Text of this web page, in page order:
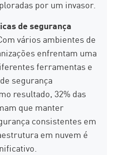
por um invasor.
de segurança
vários ambientes de
enfrentam uma
ferramentas e
segurança
resultado, 32% das
que manter
consistentes em
em nuvem é